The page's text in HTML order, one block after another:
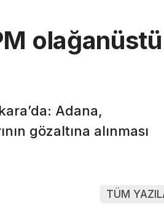
olağanüstü
Adana,
gözaltına alınması
TÜM